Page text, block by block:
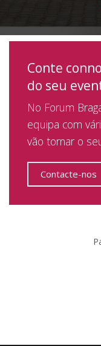
Conte
do seu
No Forum
equipa com
vão tornar o
Contacte-nos